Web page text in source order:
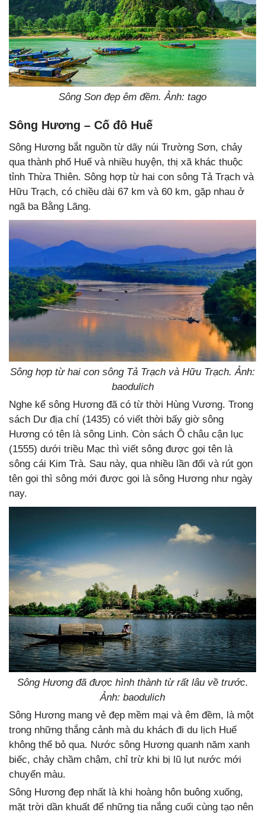
Sông Son đẹp êm đềm. Ảnh: tago
Sông Hương – Cố đô Huế
Sông Hương bắt nguồn từ dãy núi Trường Sơn, chảy
qua thành phố Huế và nhiều huyện, thị xã khác thuộc
tỉnh Thừa Thiên. Sông hợp từ hai con sông Tả Trạch và
Hữu Trạch, có chiều dài 67 km và 60 km, gặp nhau ở
ngã ba Bằng Lãng.
Sông hợp từ hai con sông Tả Trạch và Hữu Trạch. Ảnh:
baodulich
Nghe kể sông Hương đã có từ thời Hùng Vương. Trong
sách Dư địa chí (1435) có viết thời bấy giờ sông
Hương có tên là sông Linh. Còn sách Ô châu cận lục
(1555) dưới triều Mạc thì viết sông được gọi tên là
sông cái Kim Trà. Sau này, qua nhiều lần đổi và rút gọn
tên gọi thì sông mới được gọi là sông Hương như ngày
nay.
Sông Hương đã được hình thành từ rất lâu về trước.
Ảnh: baodulich
Sông Hương mang vẻ đẹp mềm mại và êm đềm, là một
trong những thắng cảnh mà du khách đi du lịch Huế
không thể bỏ qua. Nước sông Hương quanh năm xanh
biếc, chảy chầm chậm, chỉ trừ khi bị lũ lụt nước mới
chuyển màu.
Sông Hương đẹp nhất là khi hoàng hôn buông xuống,
mặt trời dần khuất để những tia nắng cuối cùng tạo nên